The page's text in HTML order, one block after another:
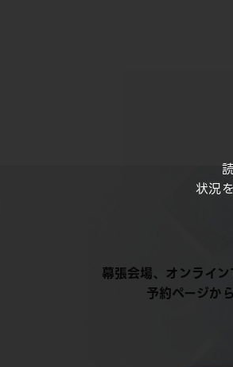
状況
幕張会場、オンライン
予約ページか